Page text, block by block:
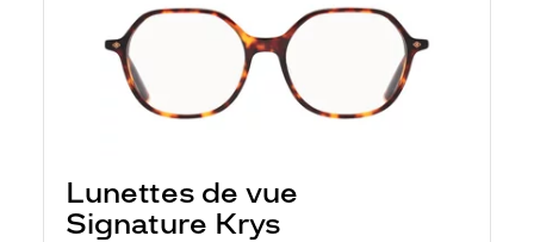
Lunettes de vue
Signature Krys